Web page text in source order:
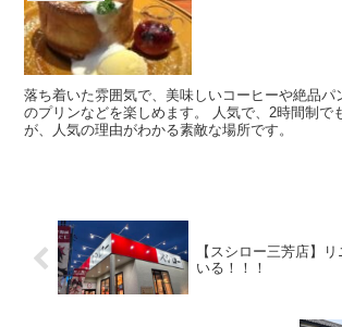
落ち着いた雰囲気で、美味しいコーヒーや絶品パ
のプリンなどを楽しめます。 人気で、2時間制で
が、人気の理由がわかる素敵な場所です。
【スシロー三芳店】
いる！！！